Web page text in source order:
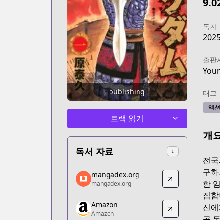
publishing
트랙 읽기
독서 자료 ↓
mangadex.org
mangadex.org
https://mangadex.org/title/077a3fed-
Amazon
mangadex.org
mangadex.org
Amazon
Amazon
독자
출판
태그
액션
개
전
구
한
짐
신